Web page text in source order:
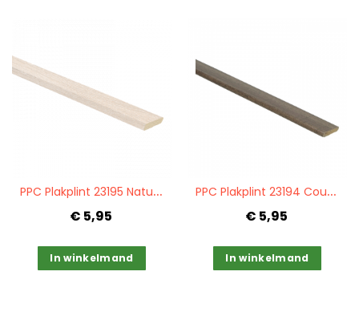
P
PC Plakplint 23195 Naturel eik vergrijsd
€ 5,95
In winkelmand
P
PC Plakplint 23194 Country eik wit
€ 5,95
In winkelmand